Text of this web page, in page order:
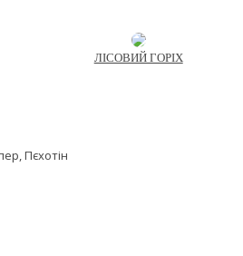
ЛІСОВИЙ ГОРІХ